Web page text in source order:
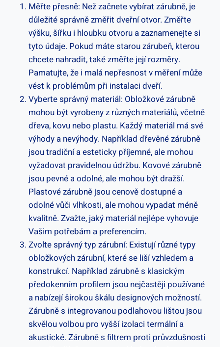
Měřte přesně: Než začnete vybírat zárubně, je
důležité správně změřit dveřní otvor. Změřte
výšku, šířku i hloubku otvoru a zaznamenejte si
tyto údaje. Pokud máte starou zárubeň, kterou
chcete nahradit, také změřte její rozměry.
Pamatujte, že i malá nepřesnost v měření může
vést k problémům při instalaci dveří.
Vyberte správný materiál: Obložkové zárubně
mohou být vyrobeny z různých materiálů, včetně
dřeva, kovu nebo plastu. Každý materiál má své
výhody a nevýhody. Například dřevěné zárubně
jsou tradiční a esteticky příjemné, ale mohou
vyžadovat pravidelnou údržbu. Kovové zárubně
jsou pevné a odolné, ale mohou být dražší.
Plastové zárubně jsou cenově dostupné a
odolné vůči vlhkosti, ale mohou vypadat méně
kvalitně. Zvažte, jaký materiál nejlépe vyhovuje
Vašim potřebám a preferencím.
Zvolte správný typ zárubní: Existují různé typy
obložkových zárubní, které se liší vzhledem a
konstrukcí. Například zárubně s klasickým
předokenním profilem jsou nejčastěji používané
a nabízejí širokou škálu designových možností.
Zárubně s integrovanou podlahovou lištou jsou
skvělou volbou pro vyšší izolaci termální a
akustické. Zárubně s filtrem proti průvzdušnosti